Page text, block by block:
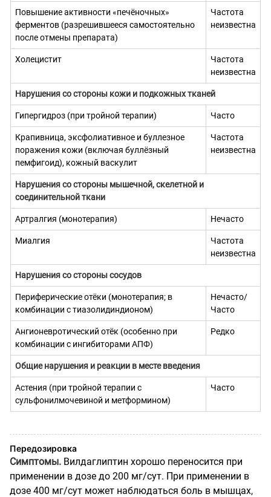
Повышение активности «печёночных»
ферментов (разрешившееся самостоятельно
после отмены препарата)
Частота
неизвестна
Холецистит
Частота
неизвестна
Нарушения со стороны кожи и подкожных тканей
Гипергидроз (при тройной терапии) Часто
Крапивница, эксфолиативное и буллезное
поражения кожи (включая буллёзный
пемфигоид), кожный васкулит
Частота
неизвестна
Нарушения со стороны мышечной, скелетной и
соединительной ткани
Артралгия (монотерапия) Нечасто
Миалгия
Частота
неизвестна
Нарушения со стороны сосудов
Периферические отёки (монотерапия; в
комбинации с тиазолидиндионом)
Нечасто/
Часто
Ангионевротический отёк (особенно при
комбинации с ингибиторами АПФ)
Редко
Общие нарушения и реакции в месте введения
Астения (при тройной терапии с
сульфонилмочевиной и метформином)
Часто
Передозировка
Симптомы. Вилдаглиптин хорошо переносится при
применении в дозе до 200 мг/сут. При применении в
дозе 400 мг/сут может наблюдаться боль в мышцах,